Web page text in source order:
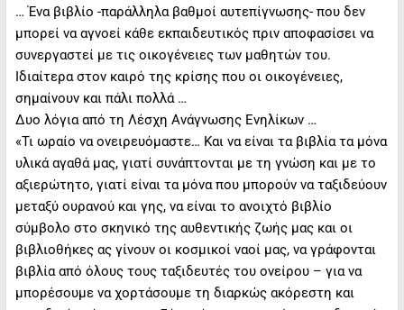
… Ένα βιβλίο -παράλληλα βαθμοί αυτεπίγνωσης- που δεν
μπορεί να αγνοεί κάθε εκπαιδευτικός πριν αποφασίσει να
συνεργαστεί με τις οικογένειες των μαθητών του.
Ιδιαίτερα στον καιρό της κρίσης που οι οικογένειες,
σημαίνουν και πάλι πολλά …
Δυο λόγια από τη Λέσχη Ανάγνωσης Ενηλίκων …
«Τι ωραίο να ονειρευόμαστε… Και να είναι τα βιβλία τα μόνα
υλικά αγαθά μας, γιατί συνάπτονται με τη γνώση και με το
αξιερώτητο, γιατί είναι τα μόνα που μπορούν να ταξιδεύουν
μεταξύ ουρανού και γης, να είναι το ανοιχτό βιβλίο
σύμβολο στο σκηνικό της αυθεντικής ζωής μας και οι
βιβλιοθήκες ας γίνουν οι κοσμικοί ναοί μας, να γράφονται
βιβλία από όλους τους ταξιδευτές του ονείρου – για να
μπορέσουμε να χορτάσουμε τη διαρκώς ακόρεστη και